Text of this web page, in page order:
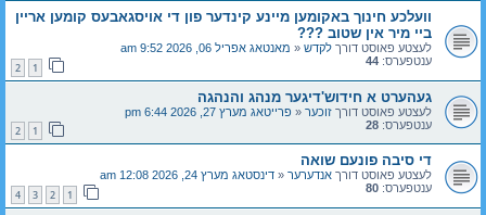
וועלכע חינוך באקומען מיינע קינדער פון די אויסגאבעס קומען אריין
ביי מיר אין שטוב ???
לעצטע פאוסט דורך לקדש « מאנטאג אפריל 06, 2026 9:52 am
ענטפערס: 44
1
2
געהערט א חידוש'דיגער מנהג והנהגה
לעצטע פאוסט דורך זוכער « פרייטאג מערץ 27, 2026 6:44 pm
ענטפערס: 28
1
2
די סיבה פונעם שואה
לעצטע פאוסט דורך אנדערער « דינסטאג מערץ 24, 2026 12:08 am
ענטפערס: 80
1
2
3
4